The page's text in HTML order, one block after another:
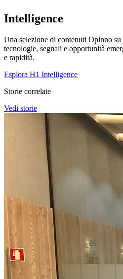
Intelligence
Una selezione di contenuti Opinno su
tecnologie, segnali e opportunità
e rapidità.
Esplora H1 Intelligence
Storie correlate
Vedi storie